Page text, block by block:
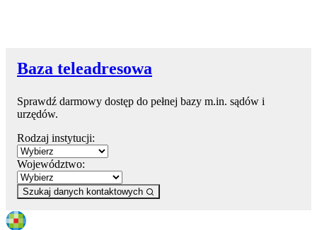
Baza teleadresowa
Sprawdź darmowy dostęp do pełnej bazy m.in. sądów i
urzędów.
Rodzaj instytucji:
Województwo:
Szukaj danych kontaktowych